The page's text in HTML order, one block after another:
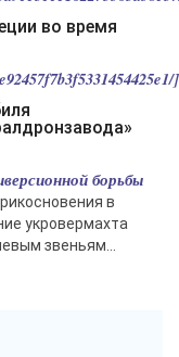
борьбы
в
укровермахта
звеньям...